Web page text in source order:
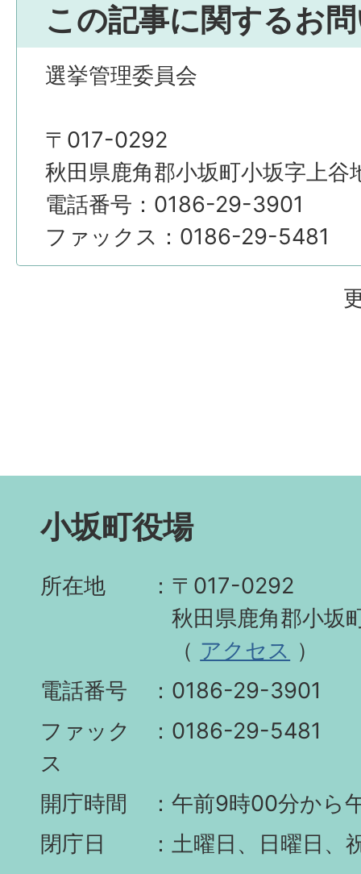
この記事に関するお
選挙管理委員会
〒017-0292
秋田県鹿角郡小坂町小坂字上谷
電話番号：0186-29-3901
ファックス：0186-29-5481
小坂町役場
所在地
〒017-0292
秋田県鹿角郡小坂
（ アクセス ）
電話番号
0186-29-3901
ファック
ス
0186-29-5481
開庁時間
午前9時00分から
閉庁日
土曜日、日曜日、